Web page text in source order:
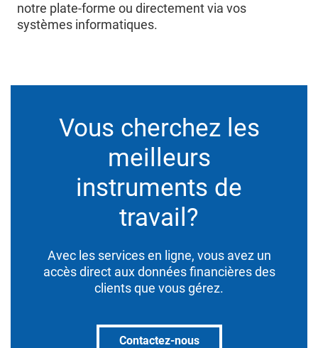
notre plate-forme ou directement via vos
systèmes informatiques.
Vous cherchez les
meilleurs
instruments de
travail?
Avec les services en ligne, vous avez un
accès direct aux données financières des
clients que vous gérez.
Contactez-nous